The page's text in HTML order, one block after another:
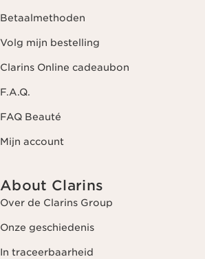
Betaalmethoden
Volg mijn bestelling
Clarins Online cadeaubon
F.A.Q.
FAQ Beauté
Mijn account
About Clarins
Over de Clarins Group
Onze geschiedenis
In traceerbaarheid